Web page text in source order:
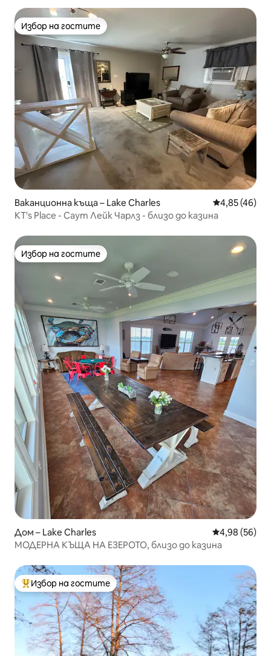
Избор на гостите
Избор на гостите
Ваканционна къща – Lake Charles Средна
4,85 (46)
KT's Place - Саут Лейк Чарлз - близо до казина
Избор на гостите
Избор на гостите
Дом – Lake Charles Средна
4,98 (56)
МОДЕРНА КЪЩА НА ЕЗЕРОТО, близо до казина
Най-популярен избор на гостите
Избор на гостите